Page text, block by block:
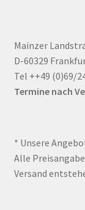
Mainzer
D-60329
Tel ++49 (0)69/
Termine nach
* Unsere
Alle
Versand